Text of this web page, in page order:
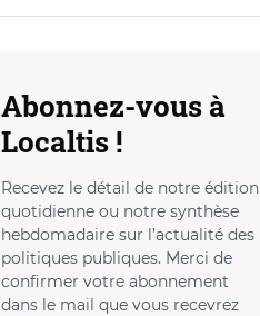
Abonnez-vous à
Localtis !
Recevez le détail de notre édition
quotidienne ou notre synthèse
hebdomadaire sur l’actualité des
politiques publiques. Merci de
confirmer votre abonnement
dans le mail que vous recevrez